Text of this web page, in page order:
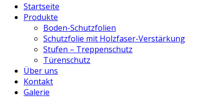
Startseite
Produkte
Boden-Schutzfolien
Schutzfolie mit Holzfaser-Verstärkung
Stufen – Treppenschutz
Türenschutz
Über uns
Kontakt
Galerie